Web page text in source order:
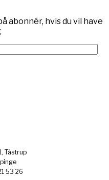
abonnér, hvis du vil have
Tåstrup
53 26